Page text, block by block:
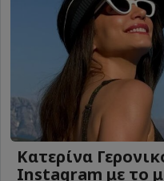
Κατερίνα
Instagram με το